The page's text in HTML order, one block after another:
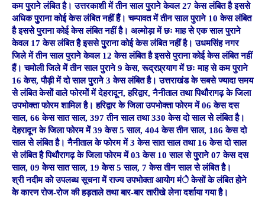
कम पुुरानेे लंबित है। उत्तरकाशी में तीन साल पुुरानेे केवल 27 केस लंबित हैै इससे
अधिक पुुराना कोई केस लंबित नहीं हैैं। चम्पावत में तीन साल पुराने 10 केस लंबित
हैै इससेे पुुराना कोई केस लंबित नहीं हैै। अल्मोड़ा में छः माह सेे एक साल पुराने
केवल 17 केस लंबित हैै इससे पुुराना कोई केस लंबित नहीं है। उधमसिंह नगर
जिले में तीन साल पुरानेे केवल 12 केस लंबित है इससे पुराना कोई केस लंबित नहीं
हैं। चमोली जिले मेें तीन साल पुराने 9 केस, रूद्रप्र्रयाग में छः माह से कम पुराने
16 केस, पौड़ी में दो साल पुुरानेे 3 केस लंबित हैै। उत्तराखंड के सबसे ज्यादा समय
सेे लंबित केसोें वाले फोरमोें में देहरादून, हरिद्वार, नैनीताल तथा पिथौैरागढ़ के जिला
उपभोक्ता फोरम शामिल है। हरिद्वार के जिला उपभोक्ता फोरम में 06 केस दस
साल, 66 केस सात साल, 397 तीन साल तथा 330 केस दो साल सेे लंबित हैै।
देहरादून के जिला फोरम मेें 39 केस 5 साल, 404 केस तीन साल, 186 केस दो
साल सेे लंबित हैै। नैैनीताल के फोरम में 3 केस सात साल तथा 16 केस दो साल
से लंबित हैै पिथौैरागढ़ के जिला फोरम में 03 केस 10 साल से पुुरानेे 07 केस दस
साल, 09 केेस सात साल, 19 केेस 5 साल, 7 केस तीन साल से लंबित हैै।
श्री नदीम कोे उपलब्ध सूचना मेें राज्य उपभोक्ता आयोेग मंेे केेसों के लंबित होेने
केे कारण रोज-रोज की हड़ताले तथा बार-बार तारीखे लेना दर्शाया गया हैै।